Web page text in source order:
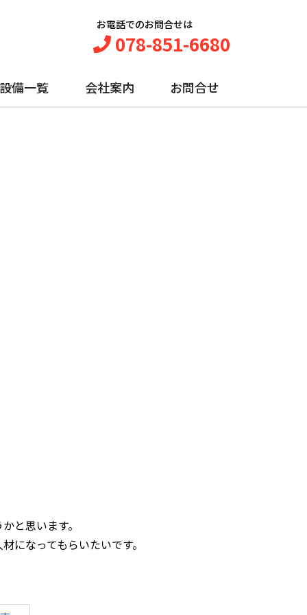
お電話でのお問合せは
078-851-6680
設備一覧 会社案内 お問合せ
と思います。
になってもらいたいです。